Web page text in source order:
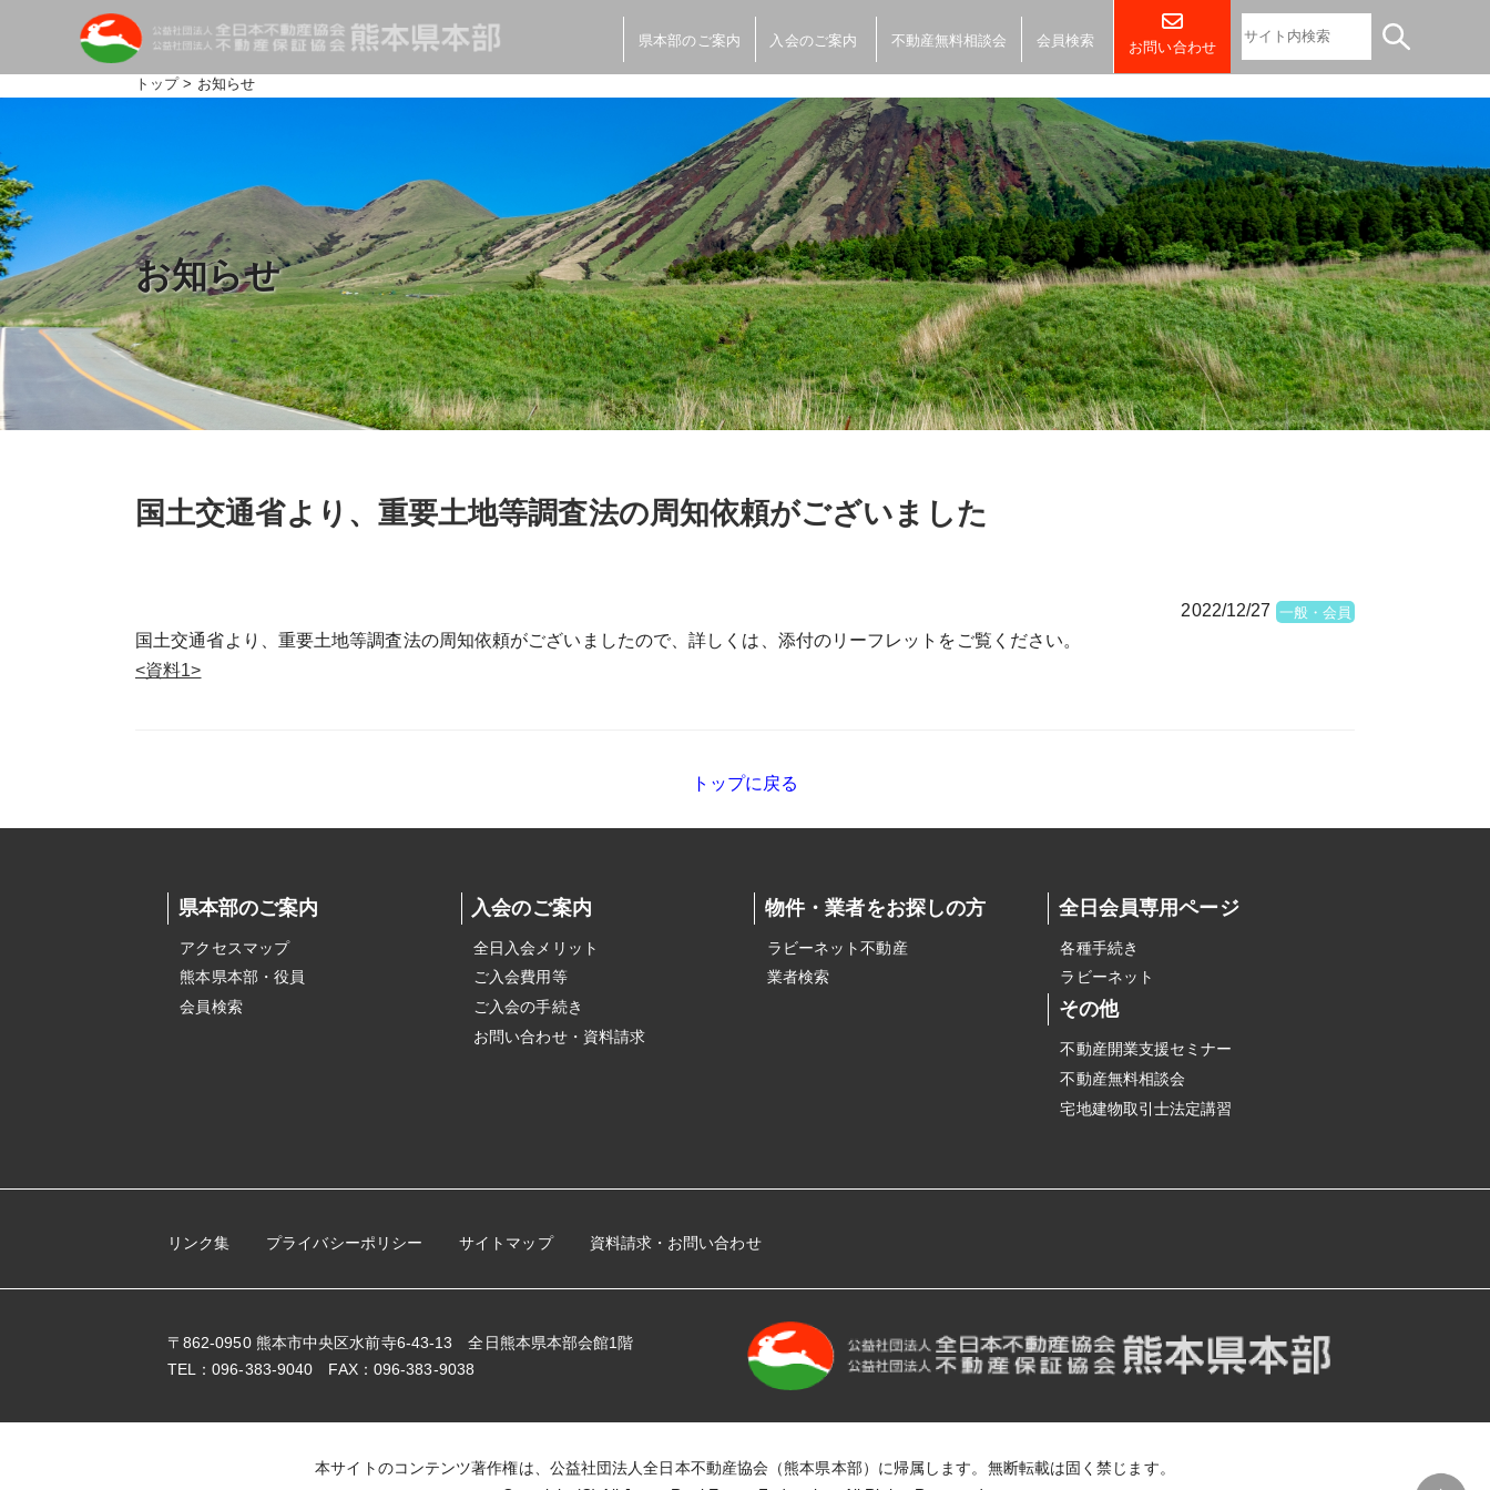
県本部のご案内 入会のご案内 不動産無料相談会 会員検索 お問い合わせ
トップ> お知らせ
お知らせ
国土交通省より、重要土地等調査法の周知依頼がございました
2022/12/27 一般・会員
国土交通省より、重要土地等調査法の周知依頼がございましたので、詳しくは、添付のリーフレットをご覧ください。
<資料1>
トップに戻る
県本部のご案内
アクセスマップ
熊本県本部・役員
会員検索
入会のご案内
全日入会メリット
ご入会費用等
ご入会の手続き
お問い合わせ・資料請求
物件・業者をお探しの方
ラビーネット不動産
業者検索
全日会員専用ページ
各種手続き
ラビーネット
その他
不動産開業支援セミナー
不動産無料相談会
宅地建物取引士法定講習
リンク集 プライバシーポリシー サイトマップ 資料請求・お問い合わせ
〒862-0950 熊本市中央区水前寺6-43-13 全日熊本県本部会館1階
TEL：096-383-9040 FAX：096-383-9038
本サイトのコンテンツ著作権は、公益社団法人全日本不動産協会（熊本県本部）に帰属します。無断転載は固く禁じます。